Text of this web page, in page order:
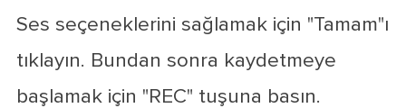
Ses seçeneklerini sağlamak için "Tamam"ı
tıklayın. Bundan sonra kaydetmeye
başlamak için "REC" tuşuna basın.